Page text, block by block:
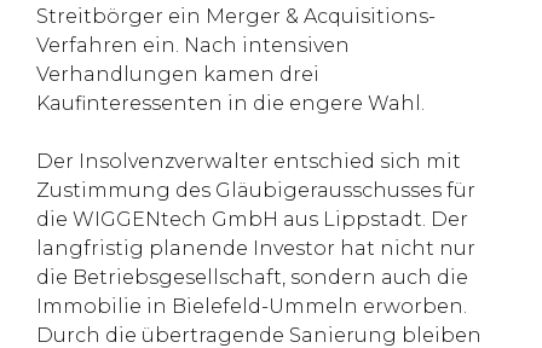
Streitbörger ein Merger & Acquisitions-
Verfahren ein. Nach intensiven
Verhandlungen kamen drei
Kaufinteressenten in die engere Wahl.
Der Insolvenzverwalter entschied sich mit
Zustimmung des Gläubigerausschusses für
die WIGGENtech GmbH aus Lippstadt. Der
langfristig planende Investor hat nicht nur
die Betriebsgesellschaft, sondern auch die
Immobilie in Bielefeld-Ummeln erworben.
Durch die übertragende Sanierung bleiben